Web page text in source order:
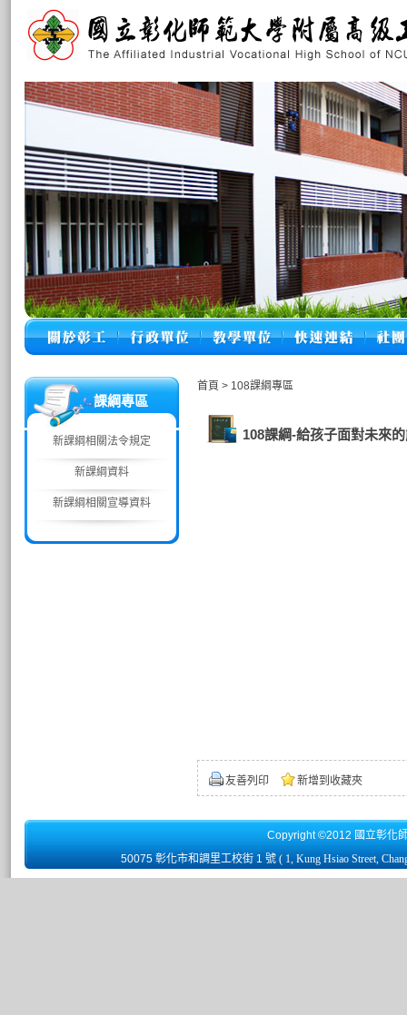
課綱專區
新課綱相關法令規定
新課綱資料
新課綱相關宣導資料
首頁 > 108課綱專區
108課綱-給孩子面對未來
友善列印 新增到收藏夾
Copyright ©2012 國立彰化
50075 彰化市和調里工校街 1 號 ( 1, Kung Hsiao Street,